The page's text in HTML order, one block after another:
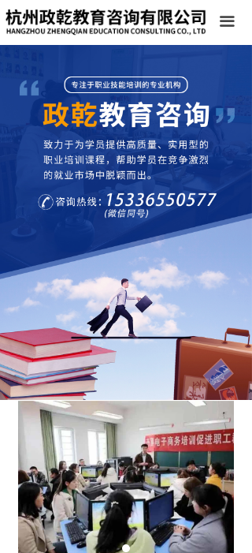
끀
首页
班级课程
环境展示
新闻中心
联系我们